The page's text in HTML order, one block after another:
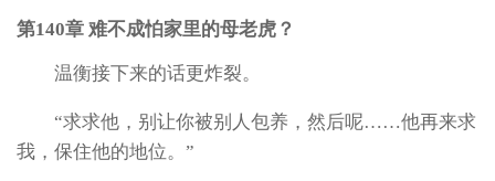
第140章 难不成怕家里的母老虎？
温衡接下来的话更炸裂。
“求求他，别让你被别人包养，然后呢……他再来求
我，保住他的地位。”